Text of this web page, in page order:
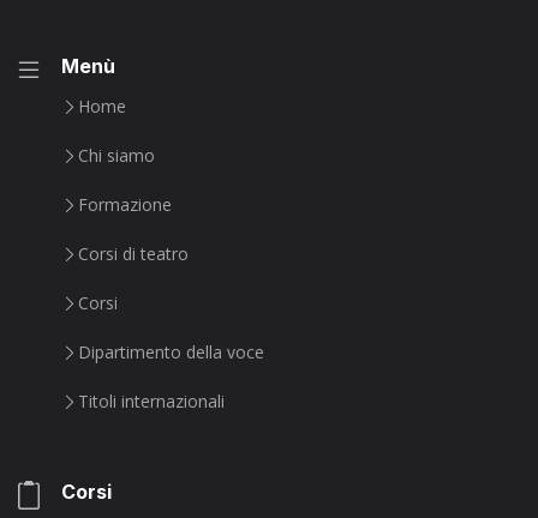
Menù
Home
Chi siamo
Formazione
Corsi di teatro
Corsi
Dipartimento della voce
Titoli internazionali
Corsi